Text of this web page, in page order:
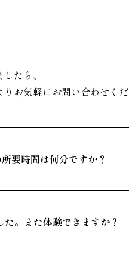
たら、
お気軽にお問い合わせくだ
要時間は何分ですか？
。また体験できますか？